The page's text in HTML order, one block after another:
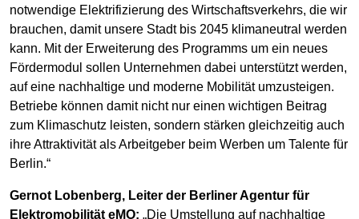
notwendige Elektrifizierung des Wirtschaftsverkehrs, die wir
brauchen, damit unsere Stadt bis 2045 klimaneutral werden
kann. Mit der Erweiterung des Programms um ein neues
Fördermodul sollen Unternehmen dabei unterstützt werden,
auf eine nachhaltige und moderne Mobilität umzusteigen.
Betriebe können damit nicht nur einen wichtigen Beitrag
zum Klimaschutz leisten, sondern stärken gleichzeitig auch
ihre Attraktivität als Arbeitgeber beim Werben um Talente für
Berlin.“
Gernot Lobenberg, Leiter der Berliner Agentur für
Elektromobilität eMO: „Die Umstellung auf nachhaltige